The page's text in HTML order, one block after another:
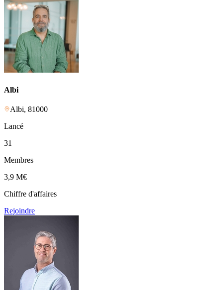
Albi
Albi, 81000
Lancé
31
Membres
3,9 M€
Chiffre d'affaires
Rejoindre